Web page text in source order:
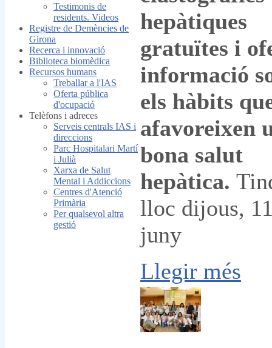
hepàtiques
gratuïtes i
informació
els hàbits
afavoreixen
bona salut
hepàtica.
lloc dijous,
juny
Llegir més
Testimonis de
residents. Videos
Registre de Demències de
Girona
Recerca i innovació
Biblioteca biomèdica
Recursos humans
Treballar a l'IAS
Oferta pública
d'ocupació
Telèfons i adreces
Serveis centrals IAS i
direccions
Parc Hospitalari Martí
i Julià
Xarxa de Salut
Mental i Addiccions
Centres d'Atenció
Primària
Per qualsevol altra
gestió